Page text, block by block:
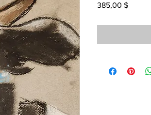
385,00 $Prix